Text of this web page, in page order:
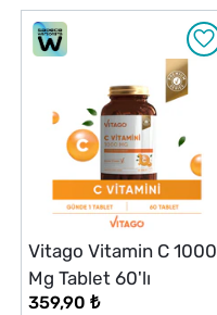
Vitago Vitamin C 1000
Mg Tablet 60'lı
359,90 ₺